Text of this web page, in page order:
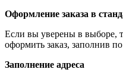
Оформление заказа в
Если вы уверены в выборе,
оформить заказ, заполнив
Заполнение адреса